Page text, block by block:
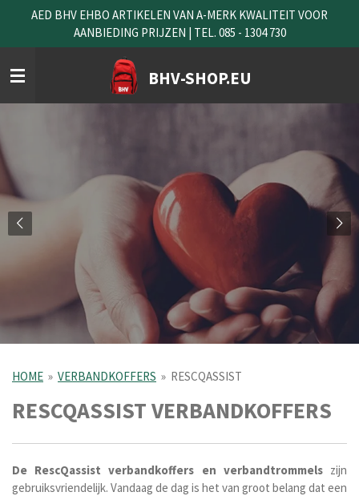
naar
de
hoofdinhoud
BHV-SHOP.EU
AED BHV EHBO ARTIKELEN VAN A-MERK KWALITEIT VOOR
AANBIEDING PRIJZEN | TEL. 085 - 1304 730
HOME » VERBANDKOFFERS » RESCQASSIST
RESCQASSIST VERBANDKOFFERS
De RescQassist verbandkoffers en verbandtrommels zijn
gebruiksvriendelijk. Vandaag de dag is het van groot belang dat een